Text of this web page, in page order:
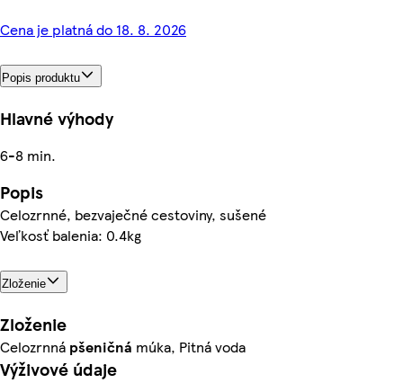
Cena je platná do 18. 8. 2026
Popis produktu
Hlavné výhody
6-8 min.
Popis
Celozrnné, bezvaječné cestoviny, sušené
Veľkosť balenia: 0.4kg
Zloženie
Zloženie
Celozrnná pšeničná múka, Pitná voda
Výživové údaje